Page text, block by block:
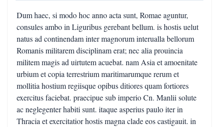
Dum haec, si modo hoc anno acta sunt, Romae aguntur,
consules ambo in Liguribus gerebant bellum. is hostis uelut
natus ad continendam inter magnorum interualla bellorum
Romanis militarem disciplinam erat; nec alia prouincia
militem magis ad uirtutem acuebat. nam Asia et amoenitate
urbium et copia terrestrium maritimarumque rerum et
mollitia hostium regiisque opibus ditiores quam fortiores
exercitus faciebat. praecipue sub imperio Cn. Manlii solute
ac neglegenter habiti sunt. itaque asperius paulo iter in
Thracia et exercitatior hostis magna clade eos castigauit. in